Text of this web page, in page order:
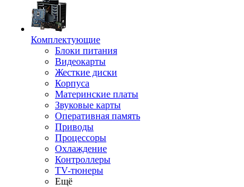
Комплектующие
Блоки питания
Видеокарты
Жесткие диски
Корпуса
Материнские платы
Звуковые карты
Оперативная память
Приводы
Процессоры
Охлаждение
Контроллеры
TV-тюнеры
Ещё